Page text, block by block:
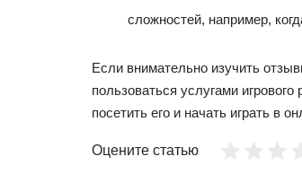
сложностей, например,
Если внимательно изучить
пользоваться услугами
посетить его и начать играть в
Оцените статью